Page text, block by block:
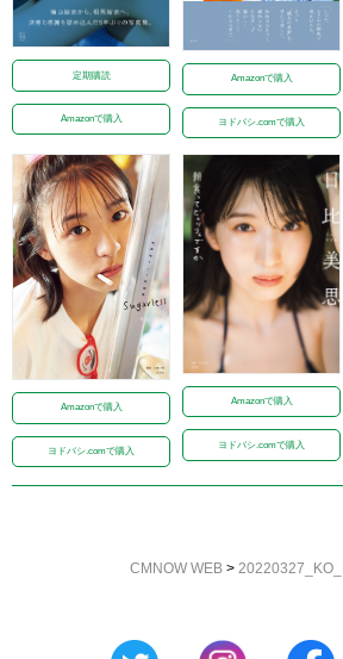
定期購読
Amazonで購入
Amazonで購入
ヨドバシ.comで購入
Amazonで購入
ヨドバシ.comで購入
Amazonで購入
ヨドバシ.comで購入
CMNOW WEB >